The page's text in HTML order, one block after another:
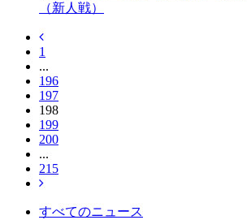
（新人戦）
1
...
196
197
198
199
200
...
215
すべてのニュース